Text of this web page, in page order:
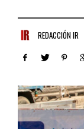
REDACCIÓN IR